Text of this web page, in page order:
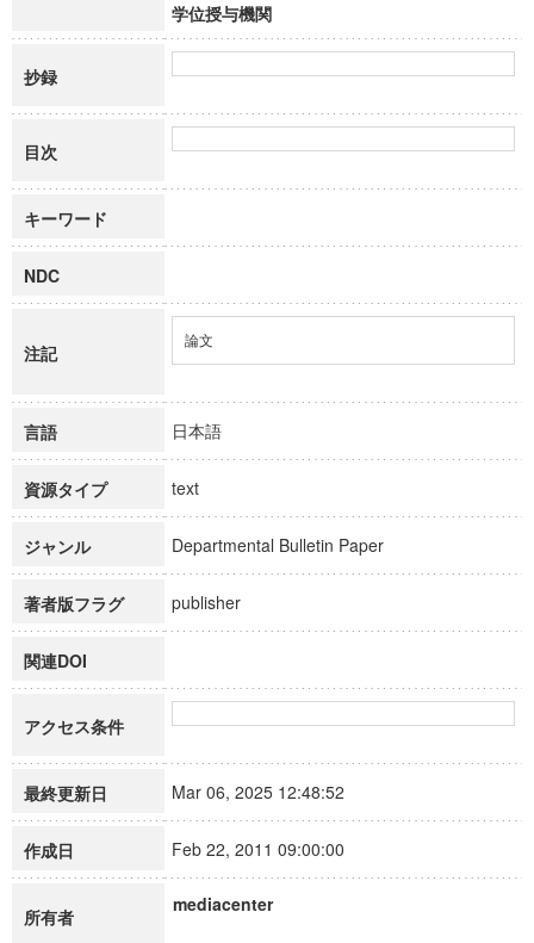
学位授与機関
抄録
目次
キーワード
NDC
注記
論文
言語 日本語
資源タイプ text
ジャンル Departmental Bulletin Paper
著者版フラグ publisher
関連DOI
アクセス条件
最終更新日 Mar 06, 2025 12:48:52
作成日 Feb 22, 2011 09:00:00
所有者
mediacenter